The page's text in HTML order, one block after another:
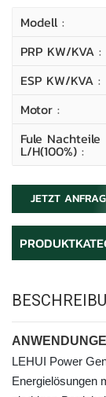
Modell :
PRP KW/kVA :
ESP KW/kVA :
Motor :
Fule Nachteile
L/H(100%) :
JETZT
LEHUI Power
Energielösungen